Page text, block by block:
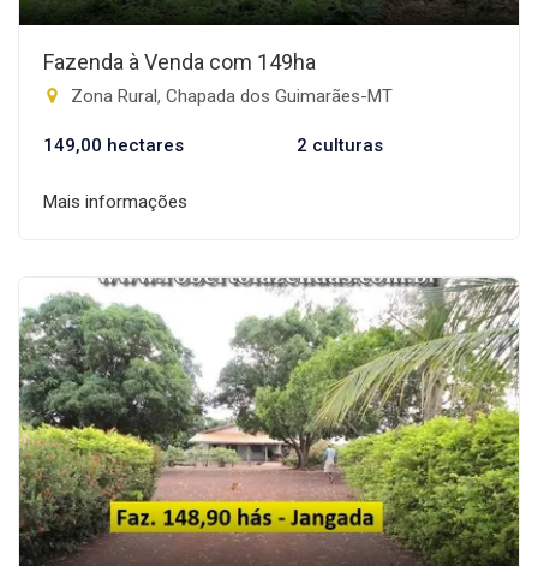
Fazenda à Venda com 149ha
Zona Rural, Chapada dos Guimarães-MT
149,00 hectares 2 culturas
Mais informações